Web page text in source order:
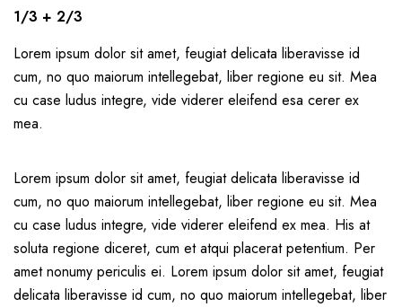
1/3 + 2/3
Lorem ipsum dolor sit amet, feugiat delicata liberavisse id
cum, no quo maiorum intellegebat, liber regione eu sit. Mea
cu case ludus integre, vide viderer eleifend esa cerer ex
mea.
Lorem ipsum dolor sit amet, feugiat delicata liberavisse id
cum, no quo maiorum intellegebat, liber regione eu sit. Mea
cu case ludus integre, vide viderer eleifend ex mea. His at
soluta regione diceret, cum et atqui placerat petentium. Per
amet nonumy periculis ei. Lorem ipsum dolor sit amet, feugiat
delicata liberavisse id cum, no quo maiorum intellegebat, liber